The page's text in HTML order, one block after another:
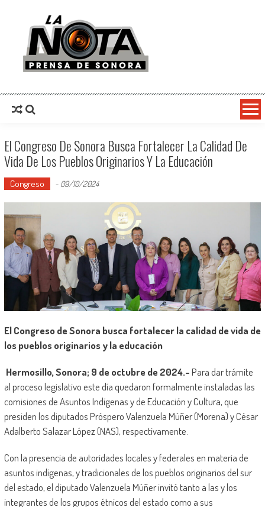
La Nota Prensa De Sonora
El Congreso De Sonora Busca Fortalecer La Calidad De
Vida De Los Pueblos Originarios Y La Educación
Congreso - 09/10/2024
El Congreso de Sonora busca fortalecer la calidad de vida de
los pueblos originarios y la educación
Hermosillo, Sonora; 9 de octubre de 2024.-Para dar trámite
al proceso legislativo este día quedaron formalmente instaladas las
comisiones de Asuntos Indígenas y de Educación y Cultura, que
presiden los diputados Próspero Valenzuela Múñer (Morena) y César
Adalberto Salazar López (NAS), respectivamente.
Con la presencia de autoridades locales y federales en materia de
asuntos indígenas, y tradicionales de los pueblos originarios del sur
del estado, el diputado Valenzuela Múñer invitó tanto a las y los
integrantes de los grupos étnicos del estado como a sus